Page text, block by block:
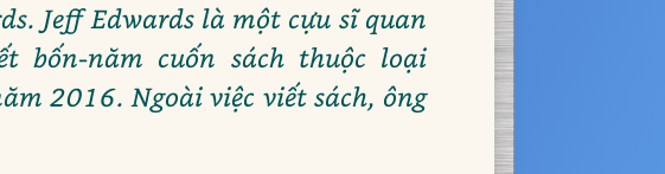
Jeff Edwards là một cựu sĩ quan
bốn-năm cuốn sách thuộc loại
2016. Ngoài việc viết sách, ông